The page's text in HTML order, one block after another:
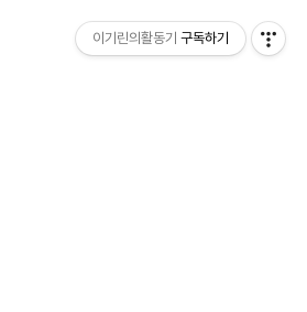
이기린의활동기 구독하기